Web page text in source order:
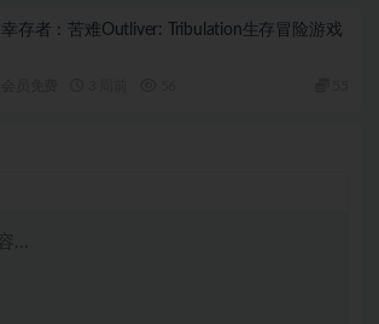
幸存者：苦难Outliver: Tribulation生存冒险游戏